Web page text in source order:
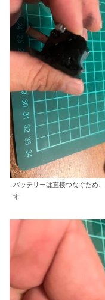
バッテリーは直接つなぐため
す